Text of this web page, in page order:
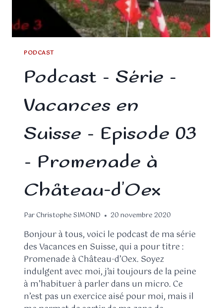
PODCAST
Podcast – Série –
Vacances en
Suisse – Episode 03
– Promenade à
Château-d’Oex
ParChristophe SIMOND 20 novembre 2020
Bonjour à tous, voici le podcast de ma série
des Vacances en Suisse, qui a pour titre :
Promenade à Château-d’Oex. Soyez
indulgent avec moi, j’ai toujours de la peine
à m’habituer à parler dans un micro. Ce
n’est pas un exercice aisé pour moi, mais il